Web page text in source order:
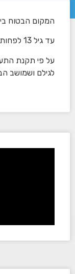
המקום הבטוח
עד גיל 13 לפחות מומלץ להושיב ילדים במושב האחורי של הרכב, כשהם חגורים בחגורת הבטיחות.
על פי תקנת
לגילם ושמושב